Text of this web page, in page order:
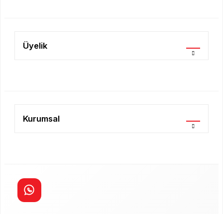
Üyelik
Kurumsal